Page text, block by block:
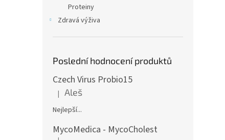
Proteiny
Zdravá výživa
Poslední hodnocení produktů
Czech Virus Probio15
Hodnocení produktu je 5 z 5 hvězdiček.
| Aleš
Nejlepší...
MycoMedica - MycoCholest